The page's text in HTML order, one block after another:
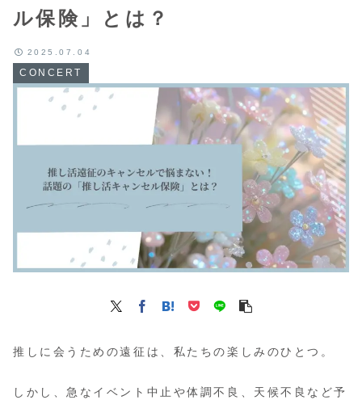
ル保険」とは？
CONCERT
2025.07.04
推しに会うための遠征は、私たちの楽しみのひとつ。
しかし、急なイベント中止や体調不良、天候不良など予